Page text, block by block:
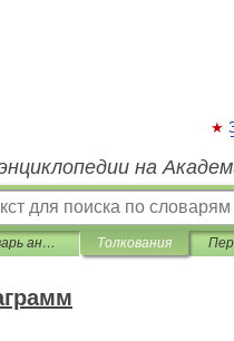
на
Краткий словарь анаграмм Толкования